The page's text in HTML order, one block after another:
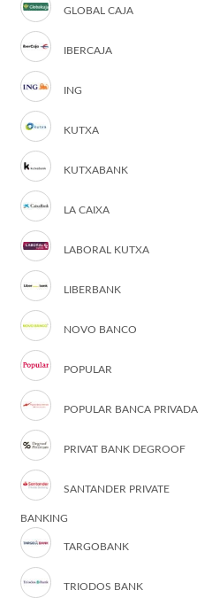
GLOBAL CAJA
IBERCAJA
ING
KUTXA
KUTXABANK
LA CAIXA
LABORAL KUTXA
LIBERBANK
NOVO BANCO
POPULAR
POPULAR BANCA PRIVADA
PRIVAT BANK DEGROOF
SANTANDER PRIVATE
BANKING
TARGOBANK
TRIODOS BANK